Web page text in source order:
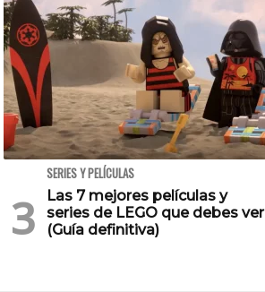
SERIES Y PELÍCULAS
Las 7 mejores películas y
series de LEGO que debes ver
(Guía definitiva)